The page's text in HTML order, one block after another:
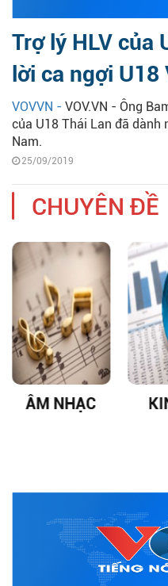
Trợ lý HLV của
lời ca ngợi U18
VOVVN - VOV.VN - Ông
của U18 Thái Lan đã dành
Nam.
25/09/2019
CHUYÊN ĐỀ
ÂM NHẠC